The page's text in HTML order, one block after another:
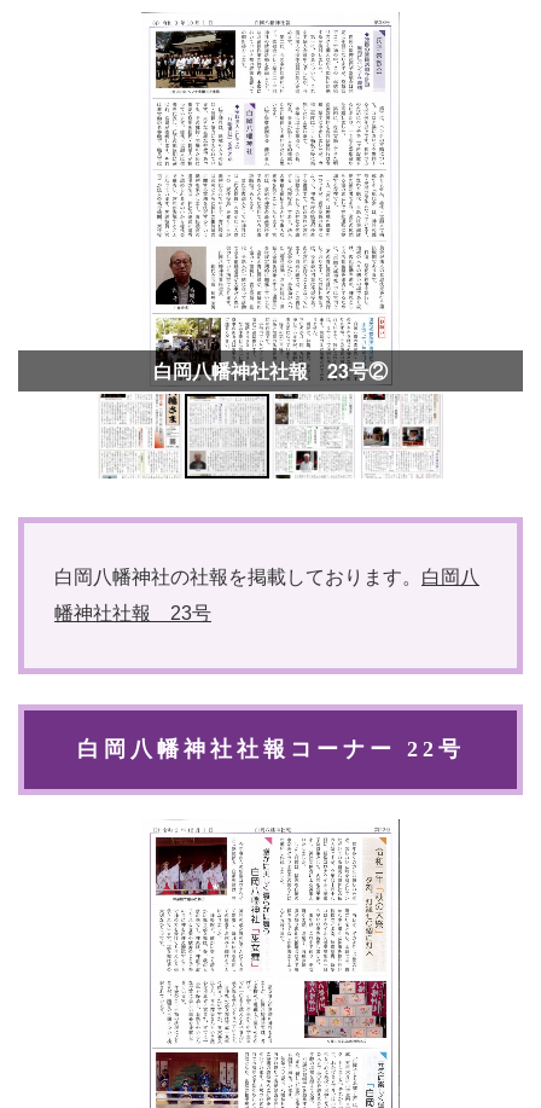
白岡八幡神社社報 23号②
白岡八幡神社の社報を掲載しております。 白岡八
幡神社社報 23号
白岡八幡神社社報コーナー 22号